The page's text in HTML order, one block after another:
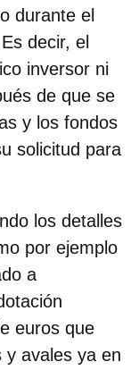
durante el
decir, el
inversor ni
de que se
y los fondos
solicitud para
los detalles
por ejemplo
a
euros que
avales ya en